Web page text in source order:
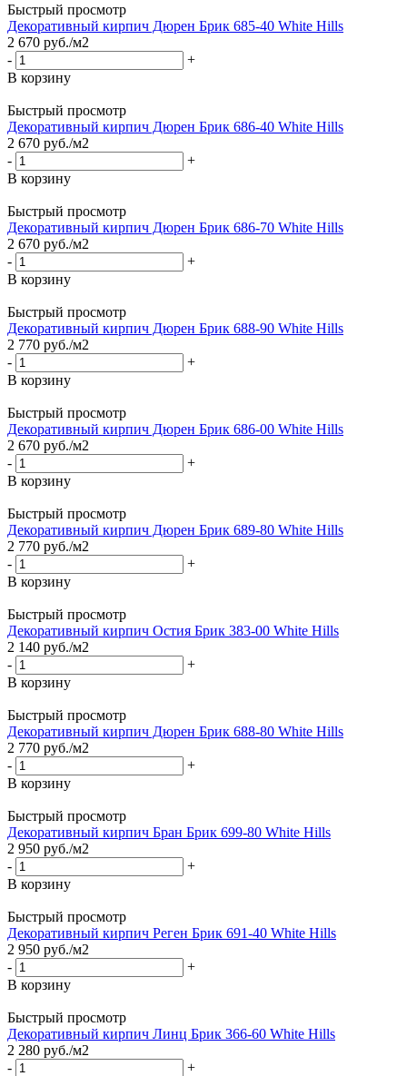
Быстрый просмотр
Декоративный кирпич Дюрен Брик 685-40 White Hills
2 670 руб./м2
-
+
В корзину
Быстрый просмотр
Декоративный кирпич Дюрен Брик 686-40 White Hills
2 670 руб./м2
-
+
В корзину
Быстрый просмотр
Декоративный кирпич Дюрен Брик 686-70 White Hills
2 670 руб./м2
-
+
В корзину
Быстрый просмотр
Декоративный кирпич Дюрен Брик 688-90 White Hills
2 770 руб./м2
-
+
В корзину
Быстрый просмотр
Декоративный кирпич Дюрен Брик 686-00 White Hills
2 670 руб./м2
-
+
В корзину
Быстрый просмотр
Декоративный кирпич Дюрен Брик 689-80 White Hills
2 770 руб./м2
-
+
В корзину
Быстрый просмотр
Декоративный кирпич Остия Брик 383-00 White Hills
2 140 руб./м2
-
+
В корзину
Быстрый просмотр
Декоративный кирпич Дюрен Брик 688-80 White Hills
2 770 руб./м2
-
+
В корзину
Быстрый просмотр
Декоративный кирпич Бран Брик 699-80 White Hills
2 950 руб./м2
-
+
В корзину
Быстрый просмотр
Декоративный кирпич Реген Брик 691-40 White Hills
2 950 руб./м2
-
+
В корзину
Быстрый просмотр
Декоративный кирпич Линц Брик 366-60 White Hills
2 280 руб./м2
-
+